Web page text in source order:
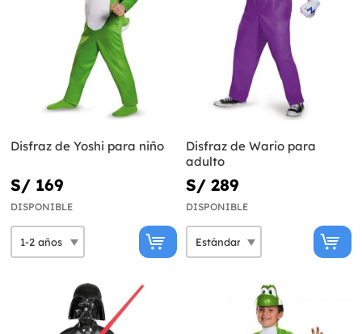
Disfraz de Yoshi para niño
S/ 169
DISPONIBLE
Disfraz de Wario para
adulto
S/ 289
DISPONIBLE